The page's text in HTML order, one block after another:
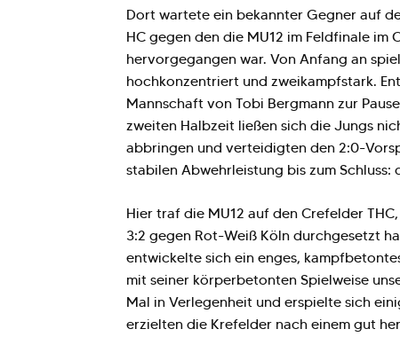
Dort wartete ein bekannter Gegner auf
HC gegen den die MU12 im Feldfinale im
hervorgegangen war. Von Anfang an
hochkonzentriert und zweikampfstark.
Mannschaft von Tobi Bergmann zur
zweiten Halbzeit ließen sich die Jungs
abbringen und verteidigten den 2:0-
stabilen Abwehrleistung bis zum Schluss:
Hier traf die MU12 auf den Crefelder
3:2 gegen Rot-Weiß Köln durchgesetzt
entwickelte sich ein enges,
mit seiner körperbetonten Spielweise
Mal in Verlegenheit und erspielte sich
erzielten die Krefelder nach einem gut